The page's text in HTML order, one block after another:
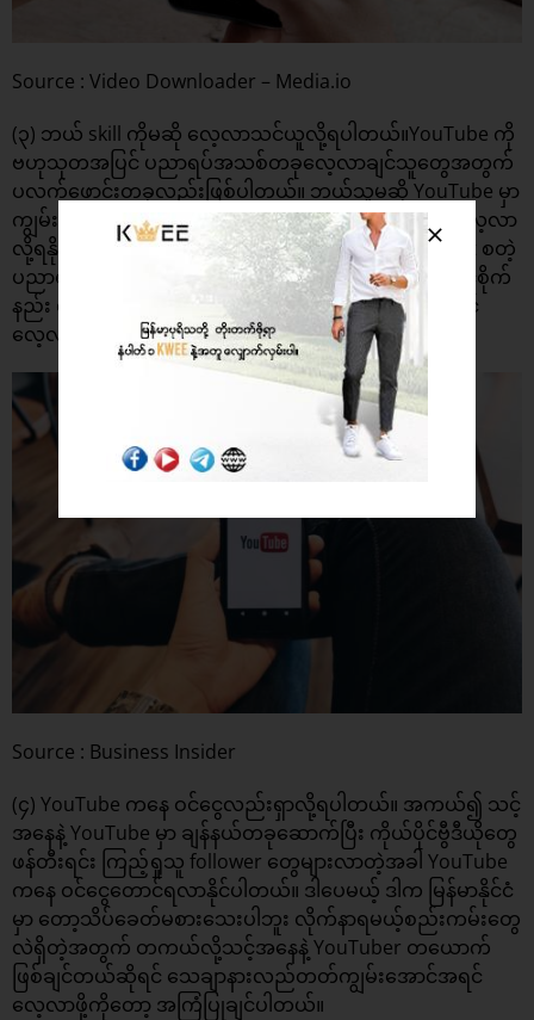
Source : Video Downloader – Media.io
(၃) ဘယ် skill ကိုမဆို လေ့လာသင်ယူလို့ရပါတယ်။YouTube ကို
ဗဟုသုတအပြင် ပညာရပ်အသစ်တခုလေ့လာချင်သူတွေအတွက်
ပလက်ဖောင်းတခုလည်းဖြစ်ပါတယ်။ ဘယ်သူမဆို YouTube မှာ
ကျွမ်းကျင်သူတွေ မျှဝေထားတဲ့ပညာရပ်ဆိုင်ရာဗွီဒီယိုကို လေ့လာ
လို့ရနိုင်တယ်။ English, Coding, Business Management စတဲ့
ပညာရပ်တွေအပြင် ဂစ်တာတီးနည်း၊ ဟင်းချက်နည်း၊ အပင်စိုက်
နည်း စတဲ့ ကိုယ်ဝါသနာပါရာပညာရပ်တွေကိုလဲ စုံစုံလင်လင်
လေ့လာလို့ရပါတယ်။
Source : Business Insider
(၄) YouTube ကနေ ဝင်ငွေလည်းရှာလို့ရပါတယ်။ အကယ်၍ သင့်
အနေနဲ့ YouTube မှာ ချန်နယ်တခုဆောက်ပြီး ကိုယ်ပိုင်ဗွီဒီယိုတွေ
ဖန်တီးရင်း ကြည့်ရှုသူ follower တွေများလာတဲ့အခါ YouTube
ကနေ ဝင်ငွေတောင်ရလာနိုင်ပါတယ်။ ဒါပေမယ့် ဒါက မြန်မာနိုင်ငံ
မှာ တော့သိပ်ခေတ်မစားသေးပါဘူး လိုက်နာရမယ့်စည်းကမ်းတွေ
လဲရှိတဲ့အတွက် တကယ်လို့သင့်အနေနဲ့ YouTuber တယောက်
ဖြစ်ချင်တယ်ဆိုရင် သေချာနားလည်တတ်ကျွမ်းအောင်အရင်
လေ့လာဖို့ကိုတော့ အကြံပြုချင်ပါတယ်။